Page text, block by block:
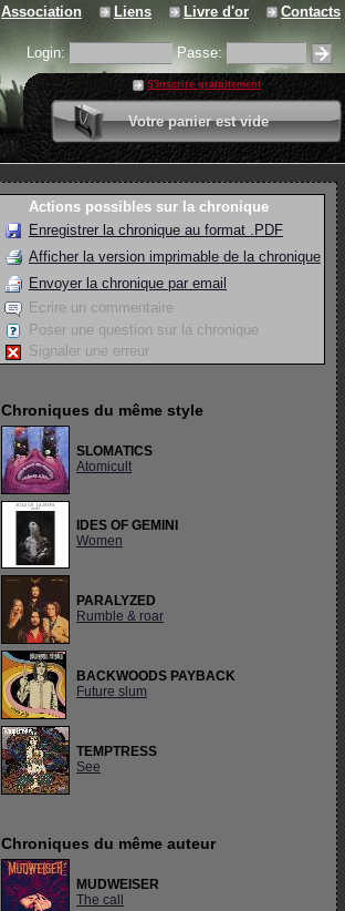
Association Liens Livre d'or Contacts
Login: Passe:
S'inscrire gratuitement
Votre panier est vide
0 article
Valider votre panier
Actions possibles sur la chronique
Enregistrer la chronique au format .PDF
Afficher la version imprimable de la chronique
Envoyer la chronique par email
Ecrire un commentaire
Poser une question sur la chronique
Signaler une erreur
Chroniques du même style
SLOMATICS
Atomicult
IDES OF GEMINI
Women
PARALYZED
Rumble & roar
BACKWOODS PAYBACK
Future slum
TEMPTRESS
See
Chroniques du même auteur
MUDWEISER
The call